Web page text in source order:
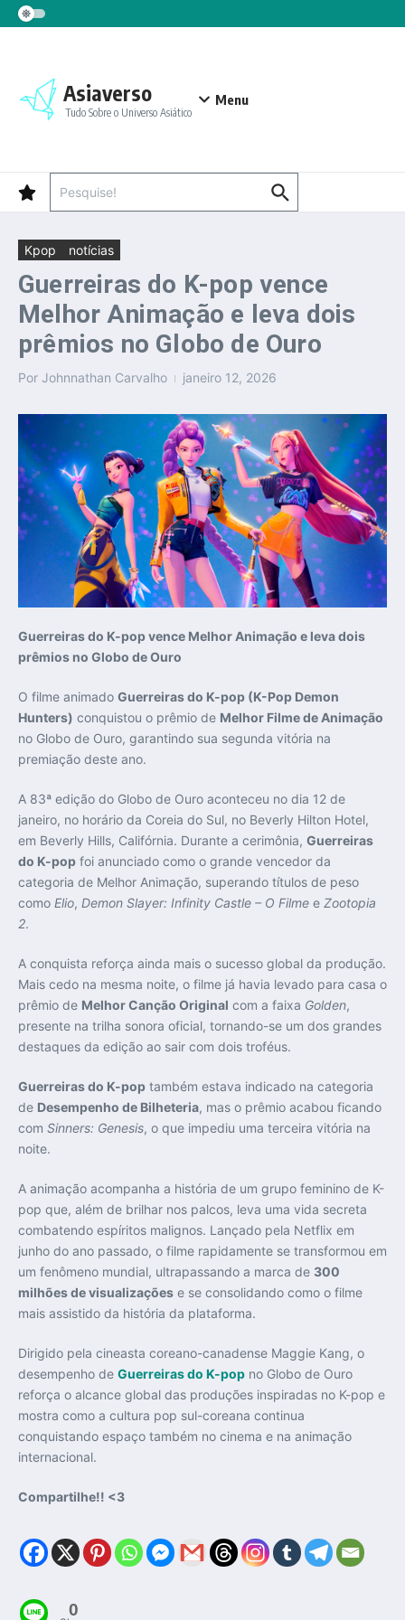
Ir para o conteúdo
Asiaverso
Tudo Sobre o Universo Asiático
Menu
Kpop notícias
Guerreiras do K-pop vence
Melhor Animação e leva dois
prêmios no Globo de Ouro
Por Johnnathan Carvalho janeiro 12, 2026
Guerreiras do K-pop vence Melhor Animação e leva dois
prêmios no Globo de Ouro
O filme animado Guerreiras do K-pop (K-Pop Demon
Hunters) conquistou o prêmio de Melhor Filme de Animação
no Globo de Ouro, garantindo sua segunda vitória na
premiação deste ano.
A 83ª edição do Globo de Ouro aconteceu no dia 12 de
janeiro, no horário da Coreia do Sul, no Beverly Hilton Hotel,
em Beverly Hills, Califórnia. Durante a cerimônia, Guerreiras
do K-pop foi anunciado como o grande vencedor da
categoria de Melhor Animação, superando títulos de peso
como Elio, Demon Slayer: Infinity Castle – O Filme e Zootopia
2.
A conquista reforça ainda mais o sucesso global da produção.
Mais cedo na mesma noite, o filme já havia levado para casa o
prêmio de Melhor Canção Original com a faixa Golden,
presente na trilha sonora oficial, tornando-se um dos grandes
destaques da edição ao sair com dois troféus.
Guerreiras do K-pop também estava indicado na categoria
de Desempenho de Bilheteria, mas o prêmio acabou ficando
com Sinners: Genesis, o que impediu uma terceira vitória na
noite.
A animação acompanha a história de um grupo feminino de K-
pop que, além de brilhar nos palcos, leva uma vida secreta
combatendo espíritos malignos. Lançado pela Netflix em
junho do ano passado, o filme rapidamente se transformou em
um fenômeno mundial, ultrapassando a marca de 300
milhões de visualizações e se consolidando como o filme
mais assistido da história da plataforma.
Dirigido pela cineasta coreano-canadense Maggie Kang, o
desempenho de Guerreiras do K-pop no Globo de Ouro
reforça o alcance global das produções inspiradas no K-pop e
mostra como a cultura pop sul-coreana continua
conquistando espaço também no cinema e na animação
internacional.
Compartilhe!! <3
0